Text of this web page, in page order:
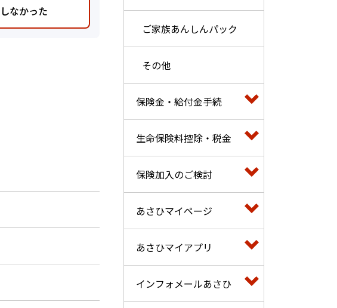
ご家族あんしんパック
その他
保険金・給付金手続
生命保険料控除・税金
保険加入のご検討
あさひマイページ
あさひマイアプリ
インフォメールあさひ
なかった